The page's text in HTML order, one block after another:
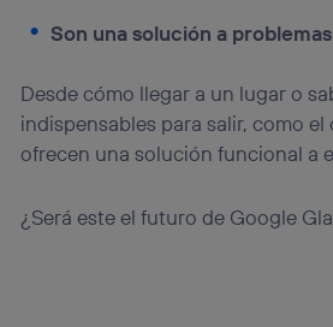
Son una solución a
Desde cómo llegar a un lugar o
indispensables para salir, como el
ofrecen una solución funcional a
¿Será este el futuro de Google